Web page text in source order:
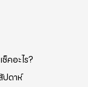
คอะไร?
ปดาห์